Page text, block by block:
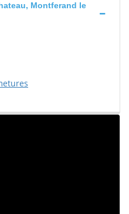
Montferand le